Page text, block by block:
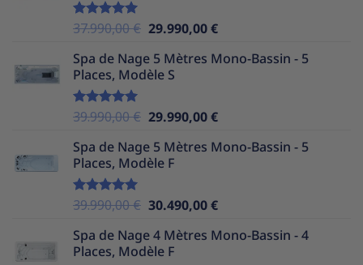
Note5.00
37.990,00€ Le
initial
était :
29.990,00€Le
actuel
Spa de Nage 5 Mètres Mono-Bassin - 5
Places, Modèle S
Note5.00
39.990,00€ Le
initial
était :
29.990,00€Le
actuel
Spa de Nage 5 Mètres Mono-Bassin - 5
Places, Modèle F
Note5.00
39.990,00€ Le
initial
était :
30.490,00€Le
actuel
Spa de Nage 4 Mètres Mono-Bassin - 4
Places, Modèle F